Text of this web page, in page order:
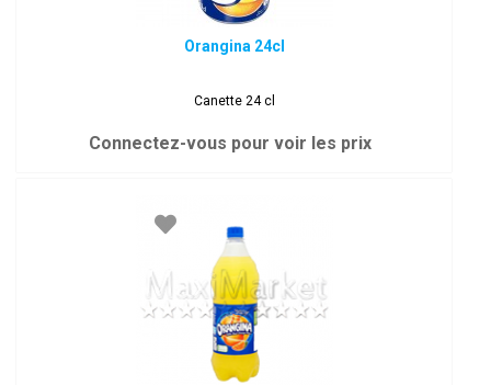
Orangina 24cl
Canette 24 cl
Connectez-vous pour voir les prix